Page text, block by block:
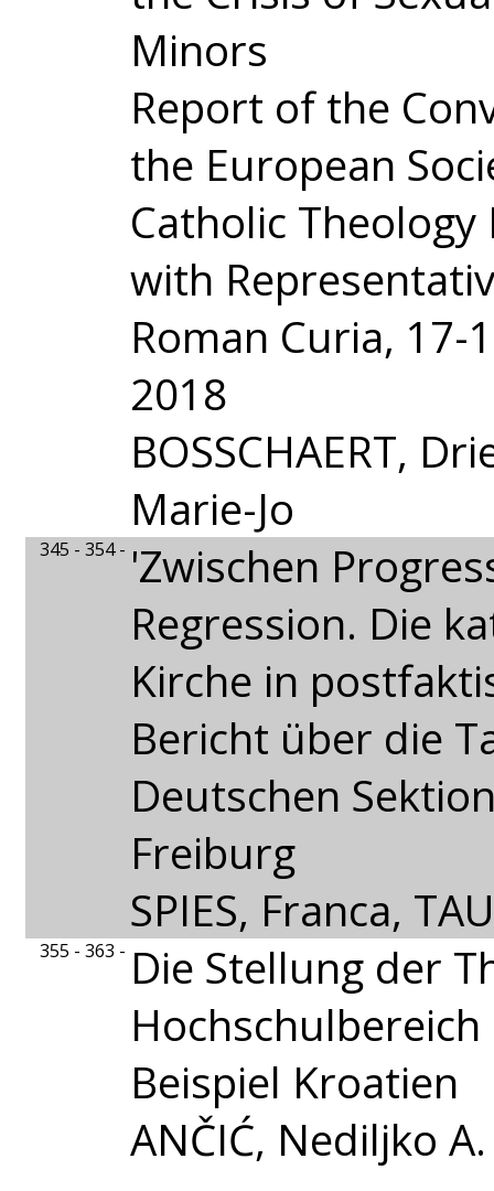
Minors
Report of the
the European
Catholic
with
Roman Curia, 17-
2018
BOSSCHAERT,
Marie-Jo
345 - 354 - 'Zwischen
Regression. Die
Kirche in
Bericht über die
Deutschen
Freiburg
SPIES, Franca,
355 - 363 - Die Stellung der
Hochschulbereich
Beispiel Kroatien
ANČIĆ, Nediljko A.